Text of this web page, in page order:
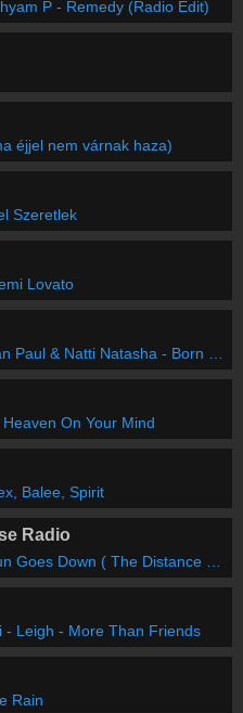
P - Remedy (Radio Edit)
éjjel nem várnak haza)
Szeretlek
Lovato
& Natti Natasha - Born To Love Ya
On Your Mind
Balee, Spirit
Radio
Down ( The Distance & Igi Remix )
- Leigh - More Than Friends
Rain